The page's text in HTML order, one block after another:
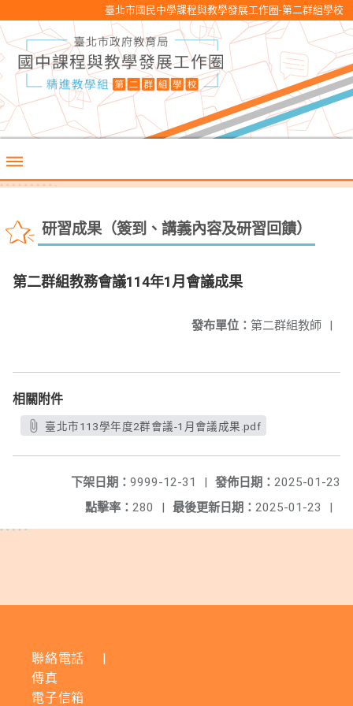
臺北市國民中學課程與教學發展工作圈-第二群組學校
研習成果（簽到、講義內容及研習回饋）
第二群組教務會議114年1月會議成果
發布單位： 第二群組教師 |
相關附件
臺北市113學年度2群會議-1月會議成果.pdf
發佈日期： 2025-01-23
下架日期： 9999-12-31
|
最後更新日期： 2025-01-23 |
點擊率： 280 |
聯絡電話
|
傳真
電子信箱